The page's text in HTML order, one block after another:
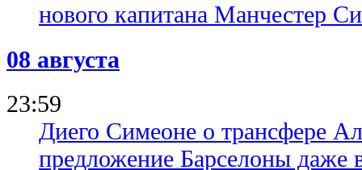
нового капитана Манчестер
08 августа
23:59
Диего Симеоне о трансфере
предложение Барселоны даже